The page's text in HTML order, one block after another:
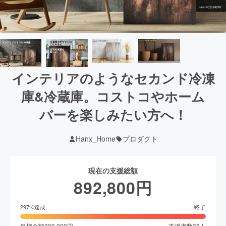
インテリアのようなセカンド冷凍
庫&冷蔵庫。コストコやホーム
バーを楽しみたい方へ！
Hanx_Home プロダクト
現在の支援総額
892,800円
297%達成 終了